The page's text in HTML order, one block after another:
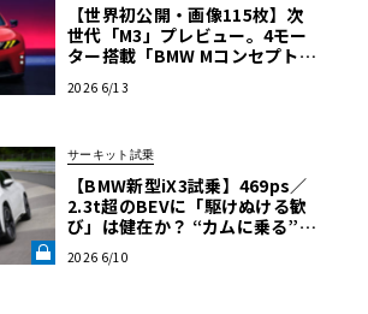
【世界初公開・画像115枚】次
世代「M3」プレビュー。4モー
ター搭載「BMW Mコンセプト・
降臨
2026 6/13
サーキット試乗
【BMW新型iX3試乗】469ps／
2.3t超のBEVに「駆けぬける歓
び」は健在か？ “カムに乗る”官
NT LAB》
2026 6/10